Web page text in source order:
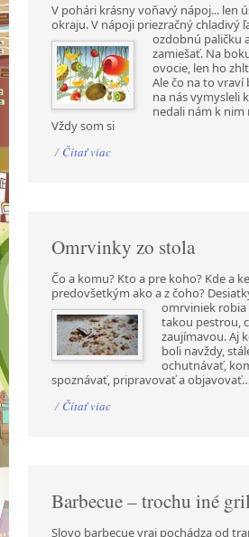
V pohári krásny voňavý nápoj... len
okraju. V nápoji priezračný chladivý
ozdobnú paličku
zamiešať. Na
ovocie, len ho
Ale čo na to
na nás vymysleli
nedali nám k
Vždy som si
/ Čítať viac
Omrvinky zo stola
Čo a komu? Kto a pre koho? Kde a
predovšetkým ako a z čoho?
omrviniek
takou pestrou,
zaujímavou. Aj
boli navždy,
ochutnávať,
spoznávať, pripravovať a
/ Čítať viac
Barbecue – trochu iné
Slovo barbecue vraj pochádza od